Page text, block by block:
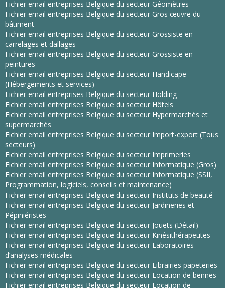
Fichier email entreprises Belgique du secteur Géomètres
Fichier email entreprises Belgique du secteur Gros œuvre du
bâtiment
Fichier email entreprises Belgique du secteur Grossiste en
carrelages et dallages
Fichier email entreprises Belgique du secteur Grossiste en
peintures
Fichier email entreprises Belgique du secteur Handicape
(Hébergements et services)
Fichier email entreprises Belgique du secteur Holding
Fichier email entreprises Belgique du secteur Hôtels
Fichier email entreprises Belgique du secteur Hypermarchés et
supermarchés
Fichier email entreprises Belgique du secteur Import-export (Tous
secteurs)
Fichier email entreprises Belgique du secteur Imprimeries
Fichier email entreprises Belgique du secteur Informatique (Gros)
Fichier email entreprises Belgique du secteur Informatique (SSII,
Programmation, logiciels, conseils et maintenance)
Fichier email entreprises Belgique du secteur Instituts de beauté
Fichier email entreprises Belgique du secteur Jardineries et
Pépiniéristes
Fichier email entreprises Belgique du secteur Jouets (Détail)
Fichier email entreprises Belgique du secteur Kinésithérapeutes
Fichier email entreprises Belgique du secteur Laboratoires
d’analyses médicales
Fichier email entreprises Belgique du secteur Librairies papeteries
Fichier email entreprises Belgique du secteur Location de bennes
Fichier email entreprises Belgique du secteur Location de